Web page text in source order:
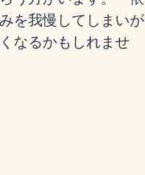
を我慢してしまいが
なるかもしれませ